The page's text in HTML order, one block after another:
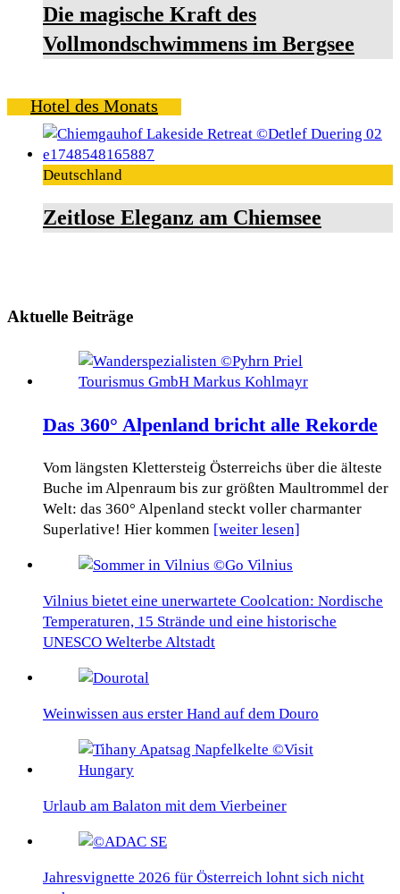
Die magische Kraft des
Vollmondschwimmens im Bergsee
Hotel des Monats
Deutschland
Zeitlose Eleganz am Chiemsee
Aktuelle Beiträge
Das 360° Alpenland bricht alle Rekorde
Vom längsten Klettersteig Österreichs über die älteste
Buche im Alpenraum bis zur größten Maultrommel der
Welt: das 360° Alpenland steckt voller charmanter
Superlative! Hier kommen [weiter lesen]
Vilnius bietet eine unerwartete Coolcation: Nordische
Temperaturen, 15 Strände und eine historische
UNESCO Welterbe Altstadt
Weinwissen aus erster Hand auf dem Douro
Urlaub am Balaton mit dem Vierbeiner
Jahresvignette 2026 für Österreich lohnt sich nicht